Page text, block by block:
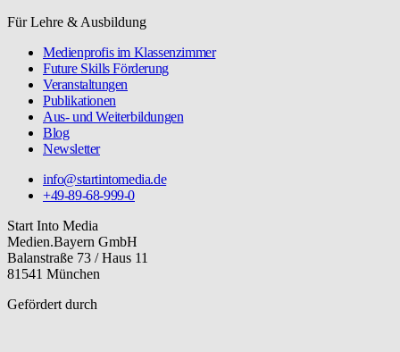
Für Lehre & Ausbildung
Medienprofis im Klassenzimmer
Future Skills Förderung
Veranstaltungen
Publikationen
Aus- und Weiterbildungen
Blog
Newsletter
info@startintomedia.de
+49-89-68-999-0
Start Into Media
Medien.Bayern GmbH
Balanstraße 73 / Haus 11
81541 München
Gefördert durch